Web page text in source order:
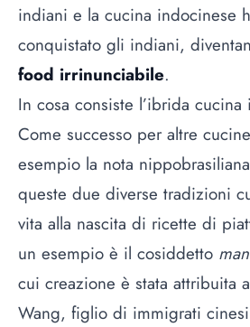
indiani e la cucina indocinese
conquistato gli indiani,
food irrinunciabile.
In cosa consiste l’ibrida cucina
Come successo per altre
esempio la nota nippobrasiliana
queste due diverse tradizioni
vita alla nascita di ricette di
un esempio è il cosiddetto
cui creazione è stata attribuita
Wang, figlio di immigrati cinesi